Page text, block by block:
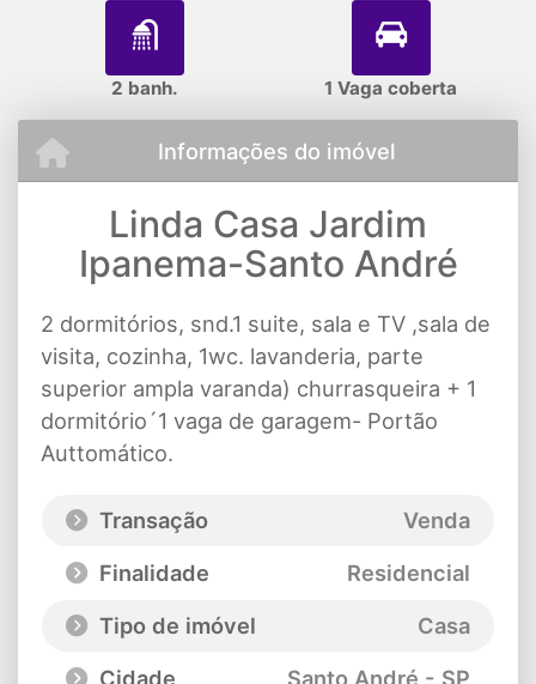
2 banh. 1 Vaga coberta
Informações do imóvel
Linda Casa Jardim
Ipanema-Santo André
2 dormitórios, snd.1 suite, sala e TV ,sala de
visita, cozinha, 1wc. lavanderia, parte
superior ampla varanda) churrasqueira + 1
dormitório´1 vaga de garagem- Portão
Auttomático.
Transação
Venda
Finalidade
Residencial
Tipo de imóvel
Casa
Cidade
Santo André - SP